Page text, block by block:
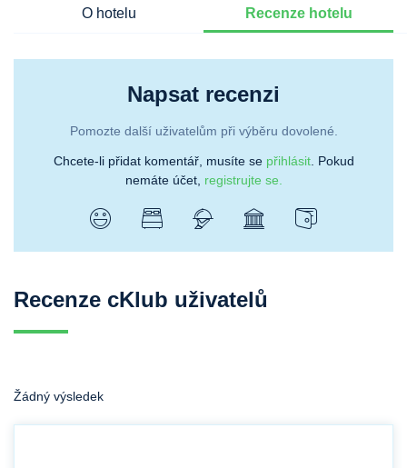
O hotelu Recenze hotelu
Napsat recenzi
Pomozte další uživatelům při výběru dovolené.
Chcete-li přidat komentář, musíte se přihlásit. Pokud
nemáte účet, registrujte se.
Recenze cKlub uživatelů
Žádný výsledek